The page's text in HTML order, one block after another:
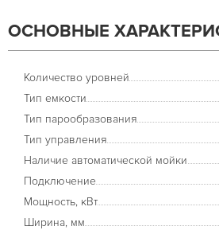
ОСНОВНЫЕ
Количество уровней
Тип емкости
Тип парообразования
Тип управления
Наличие автоматической мойки
Подключение
Мощность, кВт
Ширина, мм